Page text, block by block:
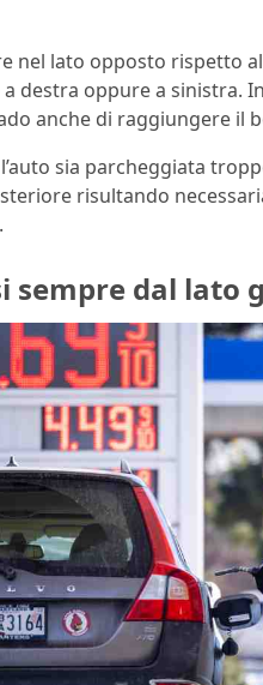
nel lato opposto rispetto
destra oppure a sinistra.
anche di raggiungere il
sia parcheggiata
risultando
dal lato